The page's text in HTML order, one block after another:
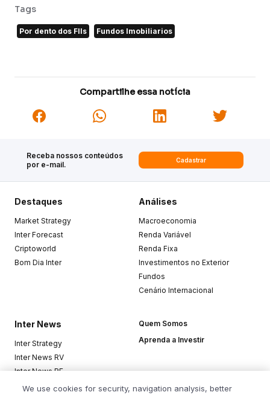
Tags
Por dento dos FIIs Fundos Imobiliarios
Compartilhe essa notícia
Receba nossos conteúdos
por e-mail.
Cadastrar
Destaques
Market Strategy
Inter Forecast
Criptoworld
Bom Dia Inter
Análises
Macroeconomia
Renda Variável
Renda Fixa
Investimentos no Exterior
Fundos
Cenário Internacional
Inter News
Inter Strategy
Inter News RV
Inter News RF
Top Funds
Quem Somos
Aprenda a Investir
We use cookies for security, navigation analysis, better